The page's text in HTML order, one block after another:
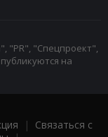
"PR", "Спецпроект",
на
| Связаться с